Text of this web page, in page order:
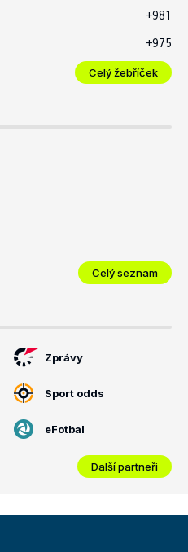
+981
+975
Celý žebříček
Celý seznam
Zprávy
Sport odds
eFotbal
Další partneři